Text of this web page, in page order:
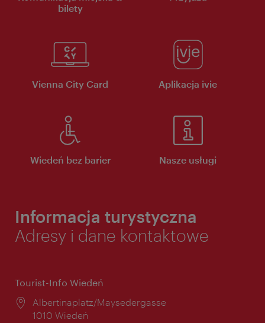
bilety
Vienna City Card Aplikacja ivie
Wiedeń bez barier Nasze usługi
Informacja turystyczna
Adresy i dane kontaktowe
Tourist-Info Wiedeń
Miejsce:
Albertinaplatz/Maysedergasse
1010 Wiedeń